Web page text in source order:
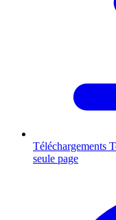
Téléchargements
seule page